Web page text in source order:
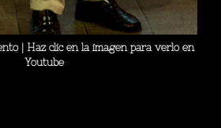
| Haz clic en la imagen para verlo en
Youtube